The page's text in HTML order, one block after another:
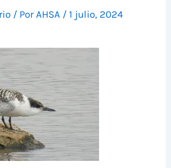
/ Por AHSA /1 julio, 2024